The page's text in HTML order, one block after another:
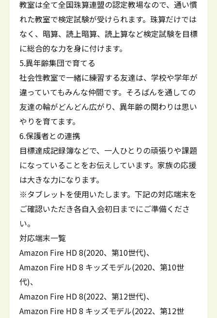
教室は全て全国珠算連盟の認定教場なので、通い慣
れた教室で検定試験が受けられます。珠算だけでは
なく、暗算、読上暗算、読上算など検定試験を目標
に総合的な力を身に付けます。
5.異年齢集団で育てる
社会性教室で一緒に練習する友達は、学校や学年が
違っていてもみんな仲間です。そろばんを通しての
友達の輪がどんどん広がり、異年齢の関わりは思い
やりを育てます。
6.保護者との連携
目標達成記録簿などで、一人ひとりの頑張りや課題
になっていることをお伝えしています。家族の応援
は大きな力になります。
※タブレットを使用いたします。下記の対応端末を
ご確認いただき各自入会初日までにご準備くださ
い。
対応端末一覧
Amazon Fire HD 8(2020、第10世代)、
Amazon Fire HD 8 キッズモデル(2020、第10世
代)、
Amazon Fire HD 8(2022、第12世代)、
Amazon Fire HD 8 キッズモデル(2022、第12世